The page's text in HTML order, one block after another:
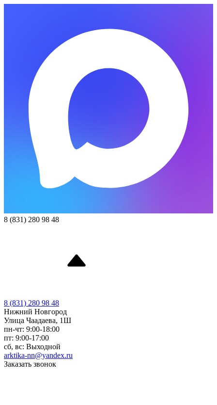
8 (831) 280 98 48
8 (831) 280 98 48
Нижний Новгород
Улица Чаадаева, 1Ш
пн-чт: 9:00-18:00
пт: 9:00-17:00
сб, вс: Выходной
arktika-nn@yandex.ru
Заказать звонок